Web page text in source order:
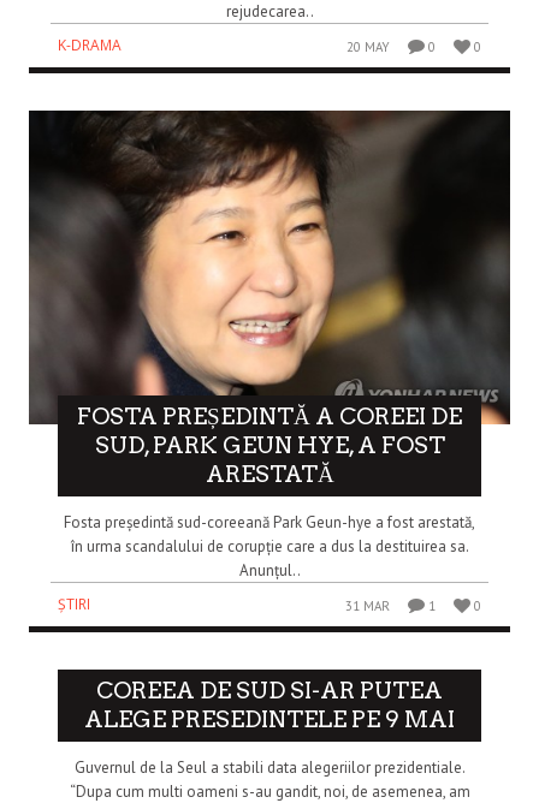
rejudecarea..
K-DRAMA
20 MAY 0 0
FOSTA PREȘEDINTĂ A COREEI DE
SUD, PARK GEUN HYE, A FOST
ARESTATĂ
Fosta președintă sud-coreeană Park Geun-hye a fost arestată,
în urma scandalului de corupție care a dus la destituirea sa.
Anunțul..
ȘTIRI
31 MAR 1 0
COREEA DE SUD SI-AR PUTEA
ALEGE PRESEDINTELE PE 9 MAI
Guvernul de la Seul a stabili data alegeriilor prezidentiale.
“Dupa cum multi oameni s-au gandit, noi, de asemenea, am